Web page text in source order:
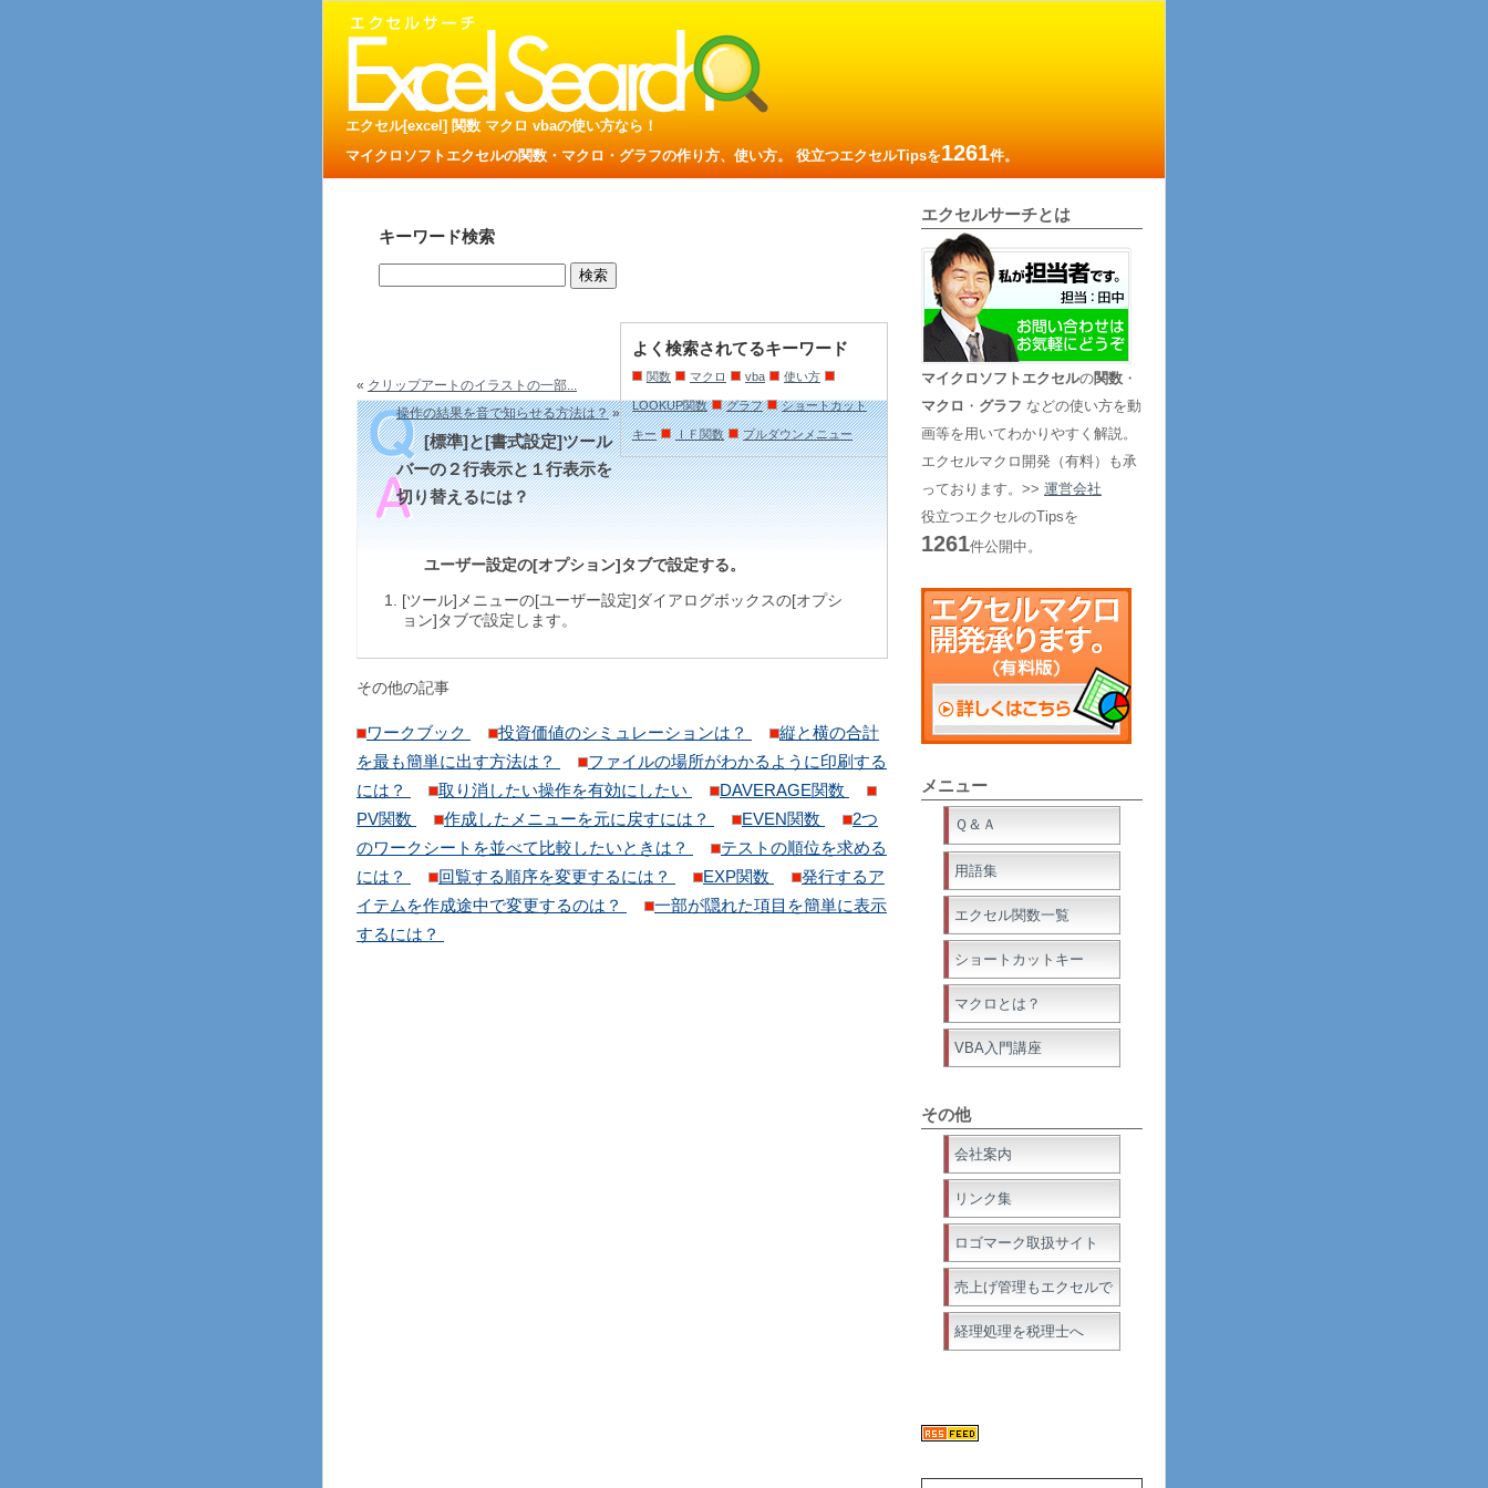
エクセル[excel] 関数 マクロ vbaの使い方なら！
マイクロソフトエクセルの関数・マクロ・グラフの作り方、使い方。 役立つエクセルTipsを1261件。
キーワード検索
よく検索されてるキーワード
関数 マクロ vba 使い方
LOOKUP関数 グラフ ショートカット
キー ＩＦ関数 プルダウンメニュー
« クリップアートのイラストの一部...
操作の結果を音で知らせる方法は？»
[標準]と[書式設定]ツール
バーの２行表示と１行表示を
切り替えるには？
ユーザー設定の[オプション]タブで設定する。
[ツール]メニューの[ユーザー設定]ダイアログボックスの[オプシ
ョン]タブで設定します。
その他の記事
ワークブック 投資価値のシミュレーションは？
縦と横の合計
を最も簡単に出す方法は？
ファイルの場所がわかるように印刷する
には？
取り消したい操作を有効にしたい
DAVERAGE関数
PV関数
作成したメニューを元に戻すには？ EVEN関数
2つ
のワークシートを並べて比較したいときは？
テストの順位を求める
には？
回覧する順序を変更するには？ EXP関数
発行するア
イテムを作成途中で変更するのは？
一部が隠れた項目を簡単に表示
するには？
エクセルサーチとは
マイクロソフトエクセルの関数 ・
マクロ ・ グラフ などの使い方を動
画等を用いてわかりやすく解説。
エクセルマクロ開発（有料）も承
っております。>> 運営会社
役立つエクセルのTipsを
1261件公開中。
メニュー
Ｑ＆Ａ
用語集
エクセル関数一覧
ショートカットキー
マクロとは？
VBA入門講座
その他
会社案内
リンク集
ロゴマーク取扱サイト
売上げ管理もエクセルで
経理処理を税理士へ